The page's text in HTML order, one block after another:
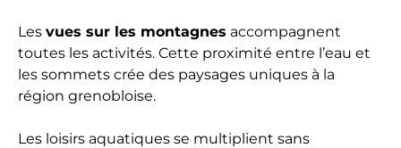
Les vues sur les montagnes accompagnent
toutes les activités. Cette proximité entre l’eau et
les sommets crée des paysages uniques à la
région grenobloise.
Les loisirs aquatiques se multiplient sans